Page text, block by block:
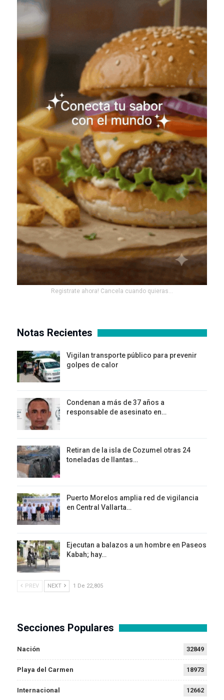
Registrate ahora! Cancela cuando quieras...
Notas Recientes
Vigilan transporte público para prevenir
golpes de calor
Condenan a más de 37 años a
responsable de asesinato en…
Retiran de la isla de Cozumel otras 24
toneladas de llantas…
Puerto Morelos amplia red de vigilancia
en Central Vallarta…
Ejecutan a balazos a un hombre en Paseos
Kabah; hay…
PREV NEXT 1 De 22,805
Secciones Populares
Nación 32849
Playa del Carmen 18973
Internacional 12662